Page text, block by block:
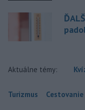
Aktuálne témy:
Turizmus Cestovanie